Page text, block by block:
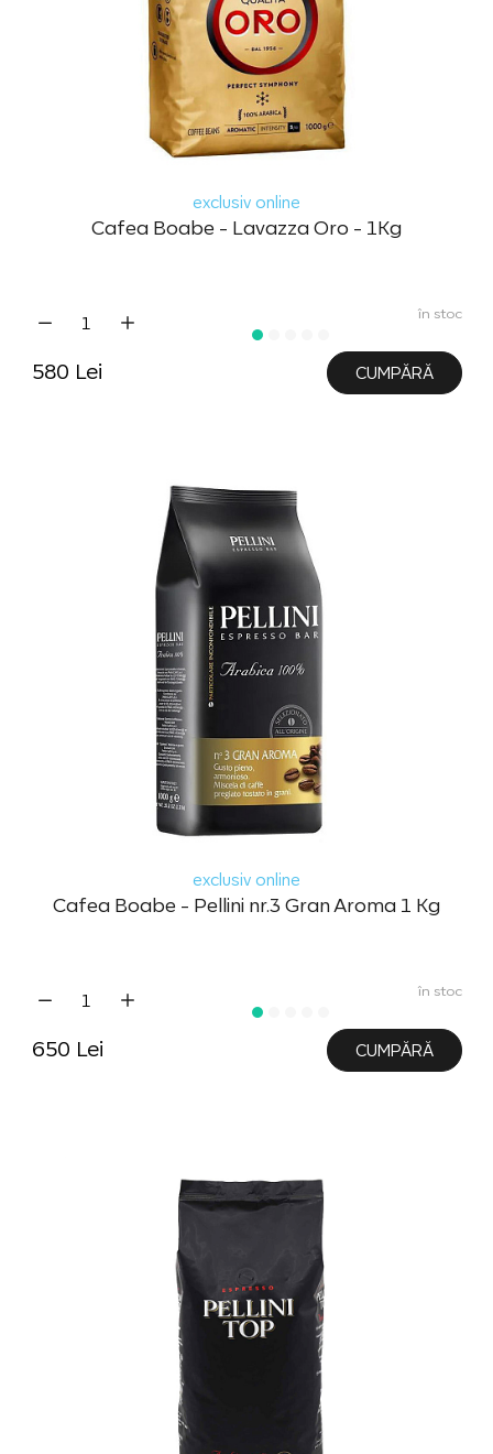
exclusiv online
Cafea Boabe - Lavazza Oro - 1Kg
în stoc
580 Lei CUMPĂRĂ
exclusiv online
Cafea Boabe - Pellini nr.3 Gran Aroma 1 Kg
în stoc
650 Lei CUMPĂRĂ